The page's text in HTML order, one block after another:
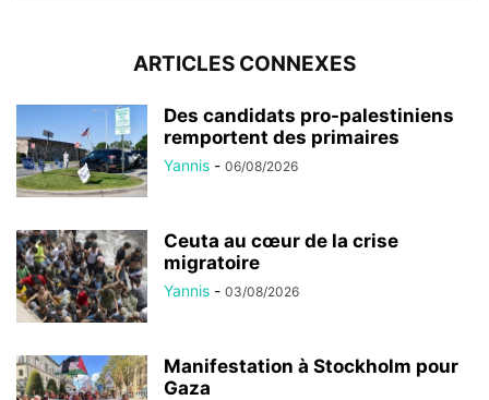
ARTICLES CONNEXES
Des candidats pro-palestiniens
remportent des primaires
Yannis - 06/08/2026
Ceuta au cœur de la crise
migratoire
Yannis - 03/08/2026
Manifestation à Stockholm pour
Gaza